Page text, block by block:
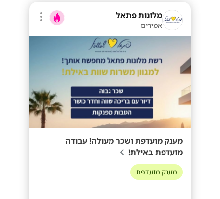
מלונות פתאל
אמירים
מענק מועדפת ושכר מעולה! עבודה
מועדפת באילת!
מענק מועדפת